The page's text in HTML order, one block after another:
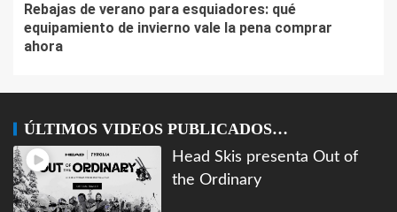
Rebajas de verano para esquiadores: qué
equipamiento de invierno vale la pena comprar
ahora
ÚLTIMOS VIDEOS PUBLICADOS…
Head Skis presenta Out of
the Ordinary